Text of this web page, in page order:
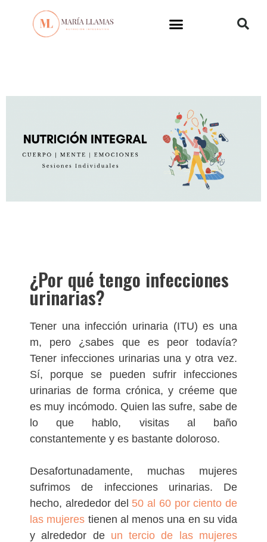
¿Por qué tengo infecciones
urinarias?
Tener una infección urinaria (ITU) es una
m, pero ¿sabes que es peor todavía?
Tener infecciones urinarias una y otra vez.
Sí, porque se pueden sufrir infecciones
urinarias de forma crónica, y créeme que
es muy incómodo. Quien las sufre, sabe de
lo que hablo, visitas al baño
constantemente y es bastante doloroso.
Desafortunadamente, muchas mujeres
sufrimos de infecciones urinarias. De
hecho, alrededor del 50 al 60 por ciento de
las mujeres tienen al menos una en su vida
y alrededor de un tercio de las mujeres